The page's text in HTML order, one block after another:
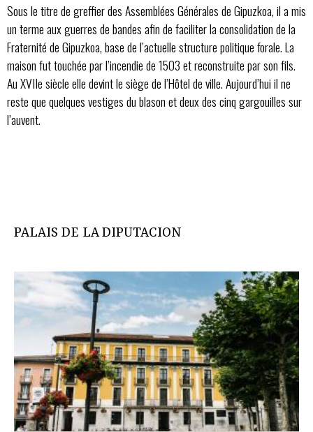
Sous le titre de greffier des Assemblées Générales de Gipuzkoa, il a mis
un terme aux guerres de bandes afin de faciliter la consolidation de la
Fraternité de Gipuzkoa, base de l’actuelle structure politique forale. La
maison fut touchée par l’incendie de 1503 et reconstruite par son fils.
Au XVIIe siècle elle devint le siège de l’Hôtel de ville. Aujourd’hui il ne
reste que quelques vestiges du blason et deux des cinq gargouilles sur
l’auvent.
PALAIS DE LA DIPUTACION